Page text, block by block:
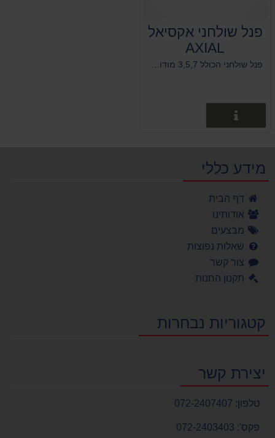
פנל שולחני אקסיאל
AXIAL
מידע כללי
דף הבית
אודותינו
מבצעים
שאלות נפוצות
צור קשר
תקנון החנות
קטגוריות נבחרות
יצירת קשר
טלפון: 072-2407407
פקס': 072-2403403